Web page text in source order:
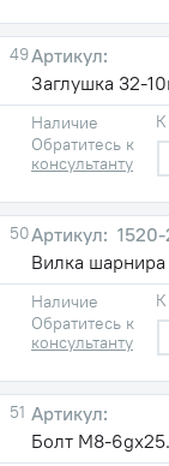
49
Заглушка 32-
Наличие
Обратитесь к
консультанту
50
Вилка
Наличие
Обратитесь к
консультанту
51
Болт М8-